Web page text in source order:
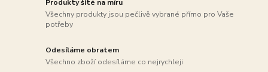
Produkty šité na míru
Všechny produkty jsou pečlivě vybrané přímo pro Vaše
potřeby
Odesíláme obratem
Všechno zboží odesíláme co nejrychleji